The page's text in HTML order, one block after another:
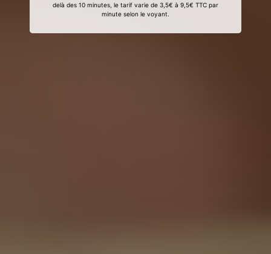
delà des 10 minutes, le tarif varie de 3,5€ à 9,5€ TTC par
minute selon le voyant.